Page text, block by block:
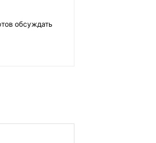
обсуждать